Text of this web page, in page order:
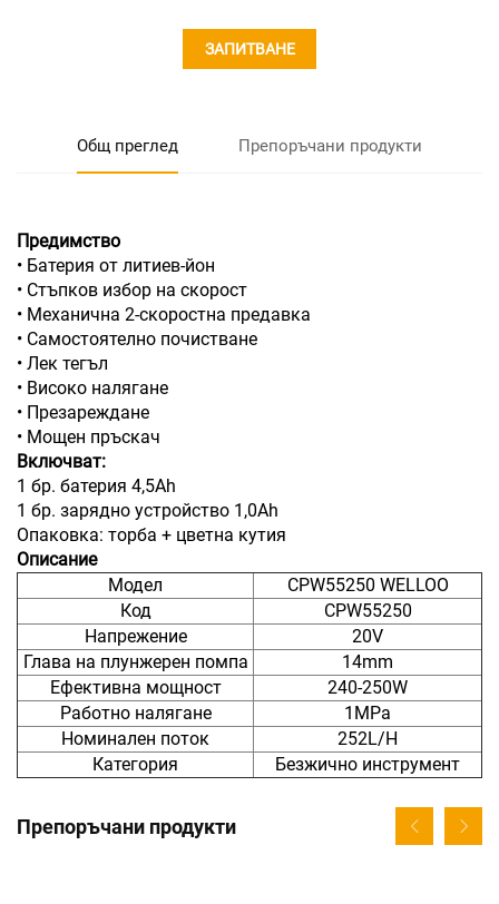
ЗАПИТВАНЕ
Общ преглед Препоръчани продукти
Предимство
• Батерия от литиев-йон
• Стъпков избор на скорост
• Механична 2-скоростна предавка
• Самостоятелно почистване
• Лек тегъл
• Високо налягане
• Презареждане
• Мощен пръскач
Включват:
1 бр. батерия 4,5Ah
1 бр. зарядно устройство 1,0Ah
Опаковка: торба + цветна кутия
Описание
Модел
CPW55250 WELLOO
Код
CPW55250
Напрежение
20V
Глава на плунжерен помпа
14mm
Ефективна мощност
240-250W
Работно налягане
1MPa
Номинален поток
252L/H
Категория
Безжично инструмент
Препоръчани продукти